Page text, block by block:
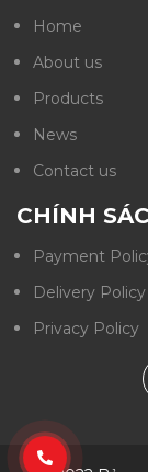
Home
About us
Products
News
Contact us
CHÍNH
Payment
Delivery Policy
Privacy Policy